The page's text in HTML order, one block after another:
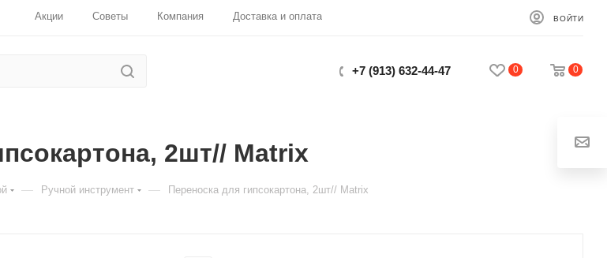
Акции Советы Компания Доставка и оплата ВОЙТИ
0 0
+7 (913) 632-44-47
2шт// Matrix
— Ручной инструмент — Переноска для гипсокартона, 2шт// Matrix